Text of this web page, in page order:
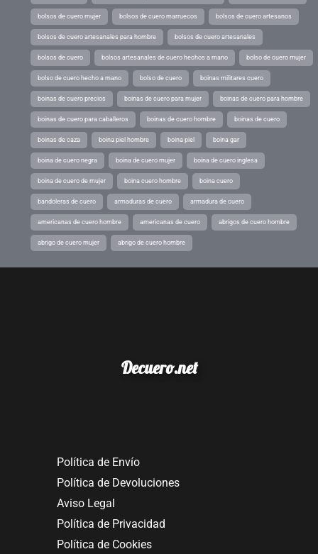
bolsos de cuero mujer bolsos de cuero marruecos bolsos de cuero artesanos
bolsos de cuero artesanales para hombre bolsos de cuero artesanales
bolsos de cuero bolsos artesanales de cuero hechos a mano bolso de cuero mujer
bolso de cuero hecho a mano bolso de cuero boinas militares cuero
boinas de cuero precios boinas de cuero para mujer boinas de cuero para hombre
boinas de cuero para caballeros boinas de cuero hombre boinas de cuero
boinas de caza boina piel hombre boina piel boina gar
boina de cuero negra boina de cuero mujer boina de cuero inglesa
boina de cuero de mujer boina cuero hombre boina cuero
bandoleras de cuero armaduras de cuero armadura de cuero
americanas de cuero hombre americanas de cuero abrigos de cuero hombre
abrigo de cuero mujer abrigo de cuero hombre
Decuero.net
Política de Envío
Política de Devoluciones
Aviso Legal
Política de Privacidad
Política de Cookies